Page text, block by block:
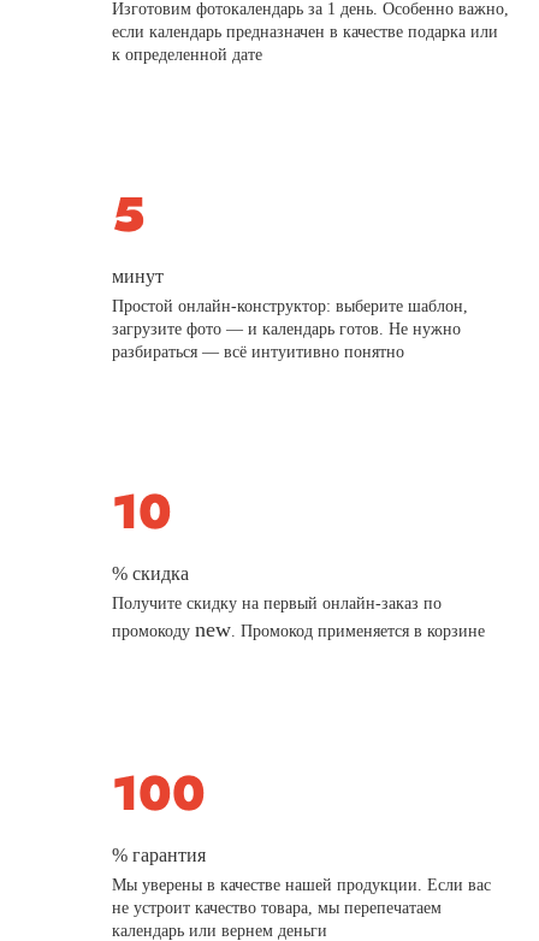
Изготовим фотокалендарь за 1 день. Особенно важно,
если календарь предназначен в качестве подарка или
к определенной дате
минут
Простой онлайн-конструктор: выберите шаблон,
загрузите фото — и календарь готов. Не нужно
разбираться — всё интуитивно понятно
% скидка
Получите скидку на первый онлайн-заказ по
промокодуnew. Промокод применяется в корзине
% гарантия
Мы уверены в качестве нашей продукции. Если вас
не устроит качество товара, мы перепечатаем
календарь или вернем деньги